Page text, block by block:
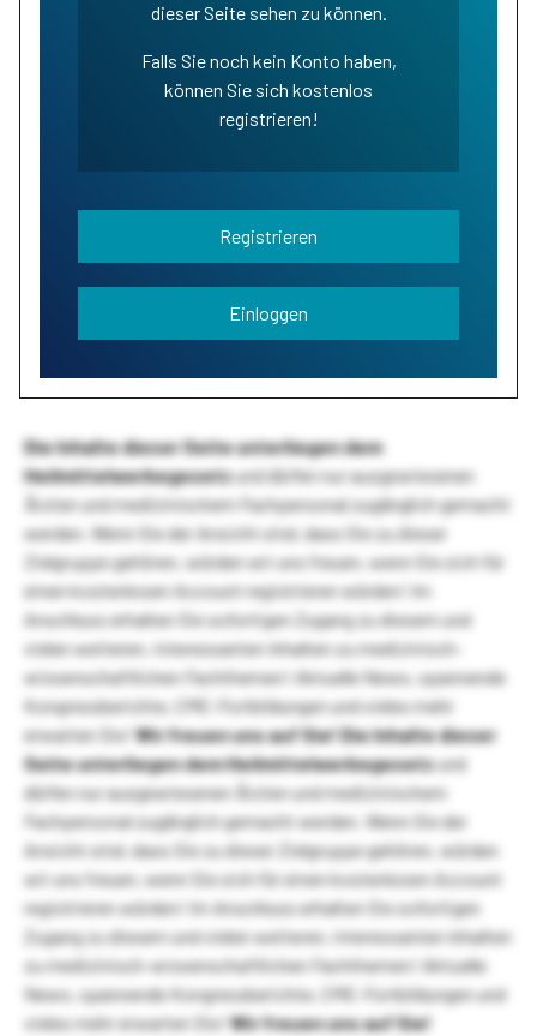
dieser Seite sehen zu können.
Falls Sie noch kein Konto haben,
können Sie sich kostenlos
registrieren!
Registrieren
Einloggen
Die Inhalte dieser Seite unterliegen dem
Heilmittelwerbegesetzund dürfen nur ausgewiesenen
Ärzten und medizinischem Fachpersonal zugänglich gemacht
werden. Wenn Sie der Ansicht sind, dass Sie zu dieser
Zielgruppe gehören, würden wir uns freuen, wenn Sie sich für
einen kostenlosen Account registrieren würden! Im
Anschluss erhalten Sie sofortigen Zugang zu diesem und
vielen weiteren, interessanten Inhalten zu medizinisch-
wissenschaftlichen Fachthemen! Aktuelle News, spannende
Kongressberichte, CME-Fortbildungen und vieles mehr
erwarten Sie!Wir freuen uns auf Sie!Die Inhalte dieser
Seite unterliegen dem Heilmittelwerbegesetzund
dürfen nur ausgewiesenen Ärzten und medizinischem
Fachpersonal zugänglich gemacht werden. Wenn Sie der
Ansicht sind, dass Sie zu dieser Zielgruppe gehören, würden
wir uns freuen, wenn Sie sich für einen kostenlosen Account
registrieren würden! Im Anschluss erhalten Sie sofortigen
Zugang zu diesem und vielen weiteren, interessanten Inhalten
zu medizinisch-wissenschaftlichen Fachthemen! Aktuelle
News, spannende Kongressberichte, CME-Fortbildungen und
vieles mehr erwarten Sie!Wir freuen uns auf Sie!